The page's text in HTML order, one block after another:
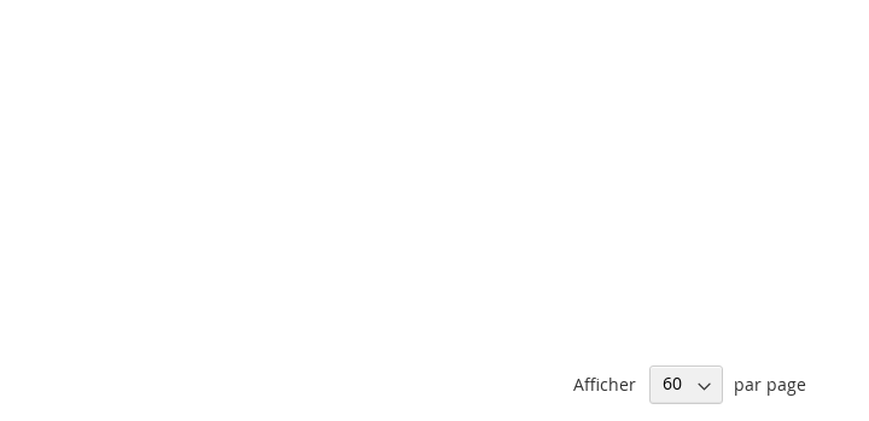
Afficher par page